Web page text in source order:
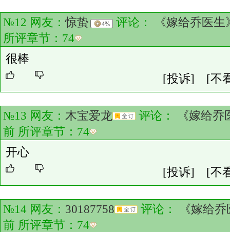
№12 网友：惊蛰 4% 评论：
《嫁给乔医生
所评章节： 74
很棒
[投诉]
[不
№13 网友： 木宝爱龙 评论：
《嫁给乔
前 所评章节： 74
开心
[投诉]
[不
№14 网友： 30187758 评论：
《嫁给
前 所评章节： 74